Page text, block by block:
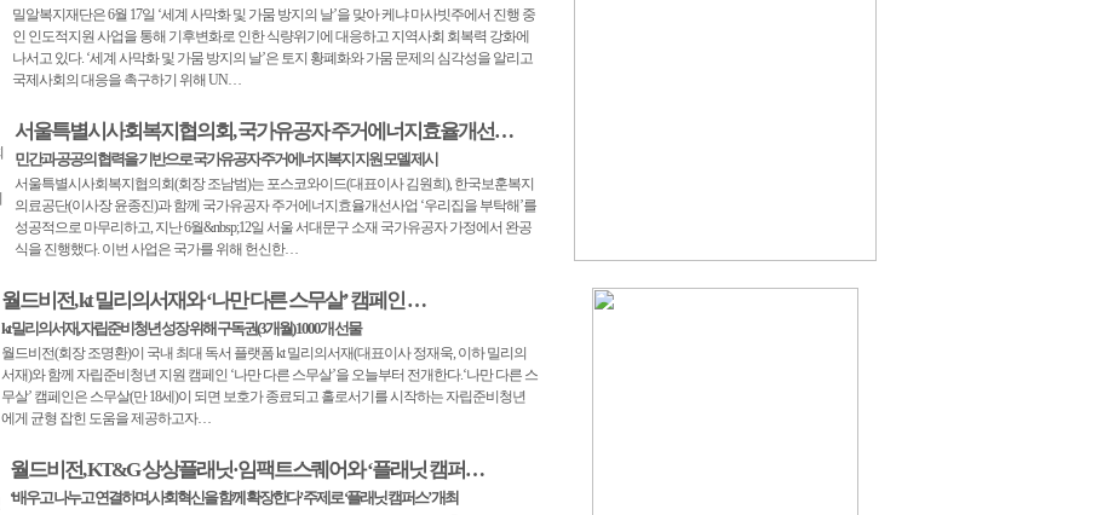
밀알복지재단은 6월 17일 ‘세계 사막화 및 가뭄 방지의 날’을 맞아 케냐 마사빗주에서 진행 중
인 인도적지원 사업을 통해 기후변화로 인한 식량위기에 대응하고 지역사회 회복력 강화에
나서고 있다. ‘세계 사막화 및 가뭄 방지의 날’은 토지 황폐화와 가뭄 문제의 심각성을 알리고
국제사회의 대응을 촉구하기 위해 UN…
서울특별시사회복지협의회, 국가유공자 주거에너지효율개선…
민간과 공공의 협력을 기반으로 국가유공자 주거에너지복지 지원 모델 제시
서울특별시사회복지협의회(회장 조남범)는 포스코와이드(대표이사 김원희), 한국보훈복지
의료공단(이사장 윤종진)과 함께 국가유공자 주거에너지효율개선사업 ‘우리집을 부탁해’를
성공적으로 마무리하고, 지난 6월&nbsp;12일 서울 서대문구 소재 국가유공자 가정에서 완공
식을 진행했다. 이번 사업은 국가를 위해 헌신한…
월드비전, kt 밀리의서재와 ‘나만 다른 스무살’ 캠페인 …
kt 밀리의서재, 자립준비청년 성장 위해 구독권(3개월) 1000개 선물
월드비전(회장 조명환)이 국내 최대 독서 플랫폼 kt 밀리의서재(대표이사 정재욱, 이하 밀리의
서재)와 함께 자립준비청년 지원 캠페인 ‘나만 다른 스무살’을 오늘부터 전개한다.‘나만 다른 스
무살’ 캠페인은 스무살(만 18세)이 되면 보호가 종료되고 홀로서기를 시작하는 자립준비청년
에게 균형 잡힌 도움을 제공하고자…
월드비전, KT&G 상상플래닛·임팩트스퀘어와 ‘플래닛 캠퍼…
‘배우고 나누고 연결하며, 사회혁신을 함께 확장한다’ 주제로 ‘플래닛 캠퍼스’ 개최